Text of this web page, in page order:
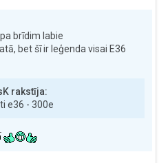
brīdim labie
bet šī ir leģenda visai E36
rakstīja:
e36 - 300e